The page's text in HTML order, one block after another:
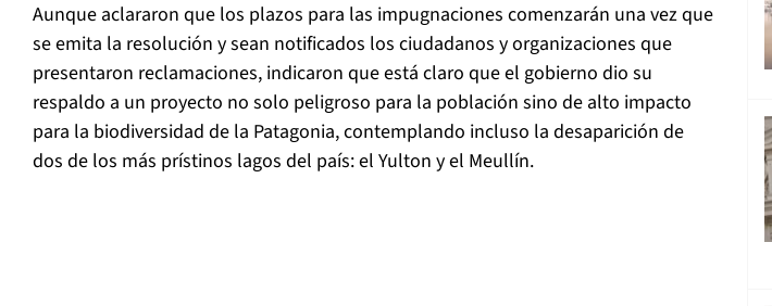
Aunque aclararon que los plazos para las impugnaciones comenzarán una vez que
se emita la resolución y sean notificados los ciudadanos y organizaciones que
presentaron reclamaciones, indicaron que está claro que el gobierno dio su
respaldo a un proyecto no solo peligroso para la población sino de alto impacto
para la biodiversidad de la Patagonia, contemplando incluso la desaparición de
dos de los más prístinos lagos del país: el Yulton y el Meullín.